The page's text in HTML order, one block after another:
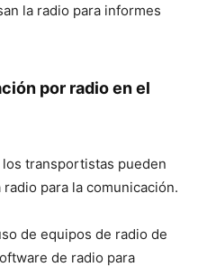
la radio para informes
por radio en el
transportistas pueden
para la comunicación.
de equipos de radio de
de radio para